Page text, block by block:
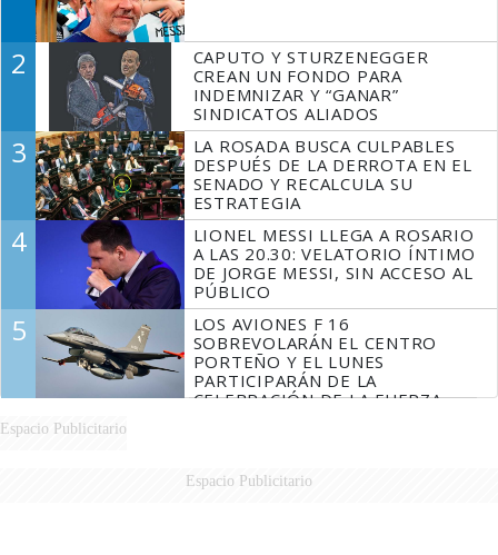
2
CAPUTO Y STURZENEGGER
CREAN UN FONDO PARA
INDEMNIZAR Y “GANAR”
SINDICATOS ALIADOS
3
LA ROSADA BUSCA CULPABLES
DESPUÉS DE LA DERROTA EN EL
SENADO Y RECALCULA SU
ESTRATEGIA
4
LIONEL MESSI LLEGA A ROSARIO
A LAS 20.30: VELATORIO ÍNTIMO
DE JORGE MESSI, SIN ACCESO AL
PÚBLICO
5
LOS AVIONES F 16
SOBREVOLARÁN EL CENTRO
PORTEÑO Y EL LUNES
PARTICIPARÁN DE LA
CELEBRACIÓN DE LA FUERZA
Espacio Publicitario
Espacio Publicitario